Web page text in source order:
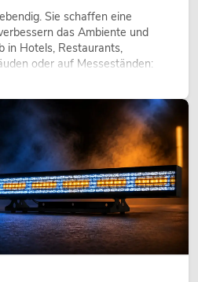
Sie schaffen eine
das Ambiente und
in Hotels, Restaurants,
oder auf Messeständen:
gehört heute längst zum